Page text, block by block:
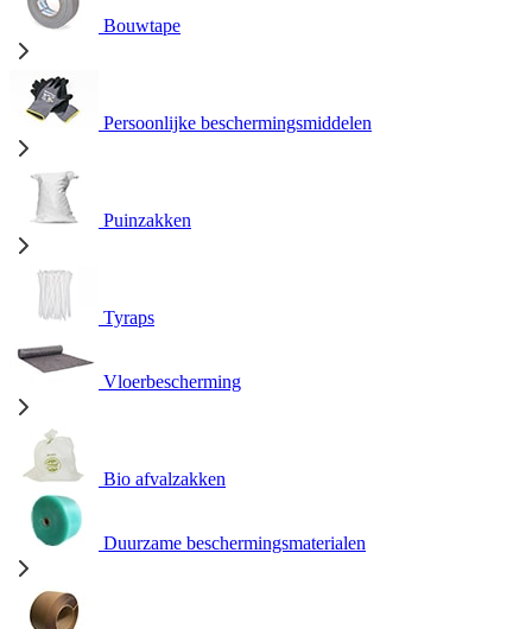
Bouwtape
Persoonlijke beschermingsmiddelen
Puinzakken
Tyraps
Vloerbescherming
Bio afvalzakken
Duurzame beschermingsmaterialen